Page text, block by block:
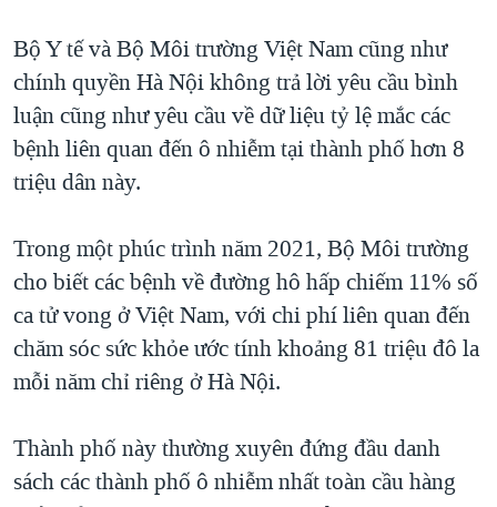
Bộ Y tế và Bộ Môi trường Việt Nam cũng như
chính quyền Hà Nội không trả lời yêu cầu bình
luận cũng như yêu cầu về dữ liệu tỷ lệ mắc các
bệnh liên quan đến ô nhiễm tại thành phố hơn 8
triệu dân này.
Trong một phúc trình năm 2021, Bộ Môi trường
cho biết các bệnh về đường hô hấp chiếm 11% số
ca tử vong ở Việt Nam, với chi phí liên quan đến
chăm sóc sức khỏe ước tính khoảng 81 triệu đô la
mỗi năm chỉ riêng ở Hà Nội.
Thành phố này thường xuyên đứng đầu danh
sách các thành phố ô nhiễm nhất toàn cầu hàng